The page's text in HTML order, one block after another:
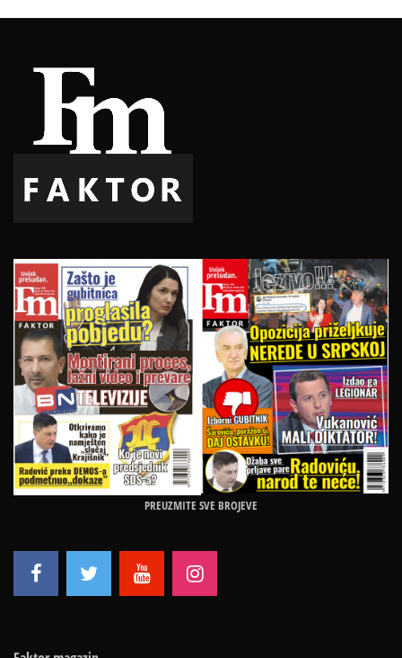
PREUZMITE SVE BROJEVE